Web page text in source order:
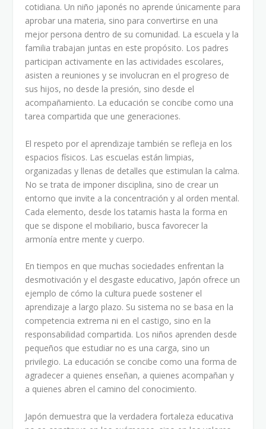
cotidiana. Un niño japonés no aprende únicamente para
aprobar una materia, sino para convertirse en una
mejor persona dentro de su comunidad. La escuela y la
familia trabajan juntas en este propósito. Los padres
participan activamente en las actividades escolares,
asisten a reuniones y se involucran en el progreso de
sus hijos, no desde la presión, sino desde el
acompañamiento. La educación se concibe como una
tarea compartida que une generaciones.
El respeto por el aprendizaje también se refleja en los
espacios físicos. Las escuelas están limpias,
organizadas y llenas de detalles que estimulan la calma.
No se trata de imponer disciplina, sino de crear un
entorno que invite a la concentración y al orden mental.
Cada elemento, desde los tatamis hasta la forma en
que se dispone el mobiliario, busca favorecer la
armonía entre mente y cuerpo.
En tiempos en que muchas sociedades enfrentan la
desmotivación y el desgaste educativo, Japón ofrece un
ejemplo de cómo la cultura puede sostener el
aprendizaje a largo plazo. Su sistema no se basa en la
competencia extrema ni en el castigo, sino en la
responsabilidad compartida. Los niños aprenden desde
pequeños que estudiar no es una carga, sino un
privilegio. La educación se concibe como una forma de
agradecer a quienes enseñan, a quienes acompañan y
a quienes abren el camino del conocimiento.
Japón demuestra que la verdadera fortaleza educativa